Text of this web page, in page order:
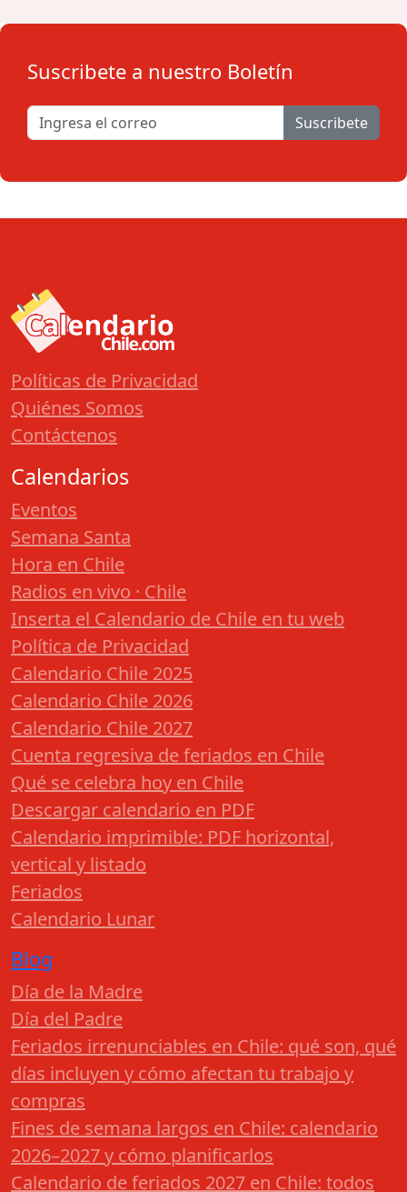
Suscribete a nuestro Boletín
Suscribete
Políticas de Privacidad
Quiénes Somos
Contáctenos
Calendarios
Eventos
Semana Santa
Hora en Chile
Radios en vivo · Chile
Inserta el Calendario de Chile en tu web
Política de Privacidad
Calendario Chile 2025
Calendario Chile 2026
Calendario Chile 2027
Cuenta regresiva de feriados en Chile
Qué se celebra hoy en Chile
Descargar calendario en PDF
Calendario imprimible: PDF horizontal,
vertical y listado
Feriados
Calendario Lunar
Blog
Día de la Madre
Día del Padre
Feriados irrenunciables en Chile: qué son, qué
días incluyen y cómo afectan tu trabajo y
compras
Fines de semana largos en Chile: calendario
2026–2027 y cómo planificarlos
Calendario de feriados 2027 en Chile: todos